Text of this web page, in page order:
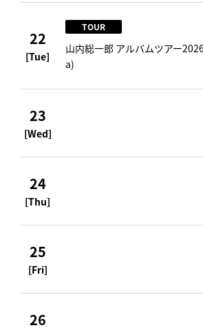
22
[Tue]
TOUR
山内総一郎 アルバムツアー
a)
23
[Wed]
24
[Thu]
25
[Fri]
26